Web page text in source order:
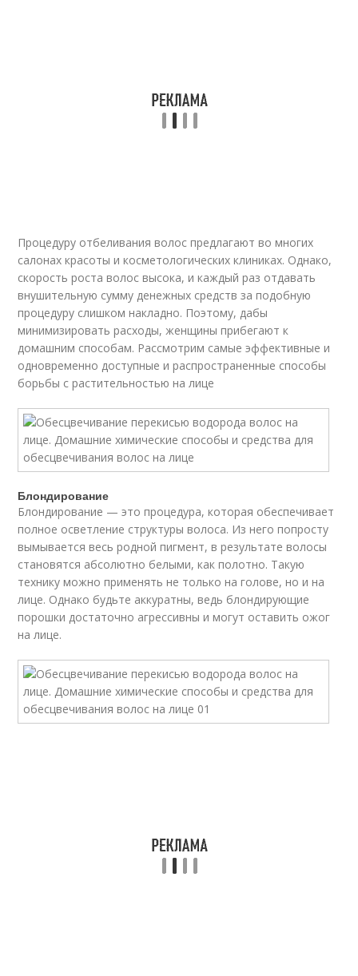
Процедуру отбеливания волос предлагают во многих
салонах красоты и косметологических клиниках. Однако,
скорость роста волос высока, и каждый раз отдавать
внушительную сумму денежных средств за подобную
процедуру слишком накладно. Поэтому, дабы
минимизировать расходы, женщины прибегают к
домашним способам. Рассмотрим самые эффективные и
одновременно доступные и распространенные способы
борьбы с растительностью на лице
Блондирование
Блондирование — это процедура, которая обеспечивает
полное осветление структуры волоса. Из него попросту
вымывается весь родной пигмент, в результате волосы
становятся абсолютно белыми, как полотно. Такую
технику можно применять не только на голове, но и на
лице. Однако будьте аккуратны, ведь блондирующие
порошки достаточно агрессивны и могут оставить ожог
на лице.